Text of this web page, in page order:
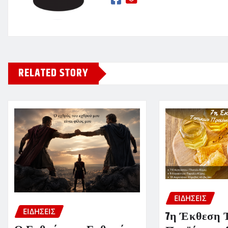
RELATED STORY
ΕΙΔΗΣΕΙΣ
ΕΙΔΗΣΕΙΣ
7η Έκθεση